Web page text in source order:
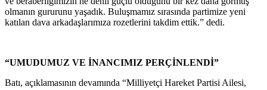
olmanın gururunu yaşadık. Buluşmamız sırasında partimize yeni
katılan dava arkadaşlarımıza rozetlerini takdim ettik.” dedi.
“UMUDUMUZ VE İNANCIMIZ PERÇİNLENDİ”
Batı, açıklamasının devamında “Milliyetçi Hareket Partisi Ailesi,